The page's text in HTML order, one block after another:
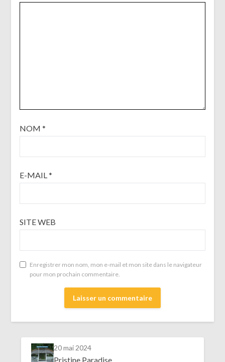
NOM *
E-MAIL*
SITE WEB
Enregistrer mon nom, mon e-mail et mon site dans le navigateur
pour mon prochain commentaire.
20 mai 2024
Pristine Paradise